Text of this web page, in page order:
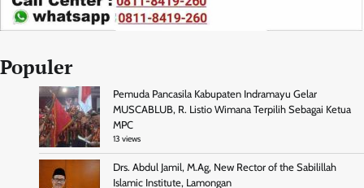
Populer
Pemuda Pancasila Kabupaten Indramayu Gelar
MUSCABLUB, R. Listio Wimana Terpilih Sebagai Ketua
MPC
13 views
Drs. Abdul Jamil, M.Ag, New Rector of the Sabilillah
Islamic Institute, Lamongan